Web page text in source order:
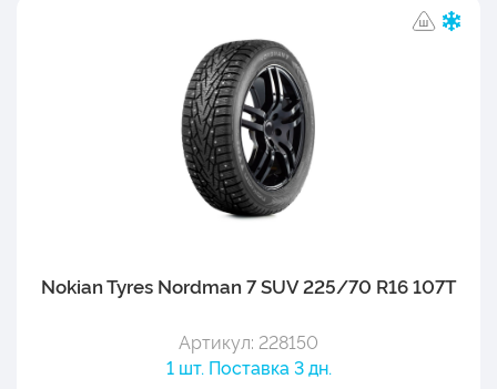
Nokian Tyres Nordman 7 SUV 225/70 R16 107T
Артикул: 228150
1 шт. Поставка 3 дн.